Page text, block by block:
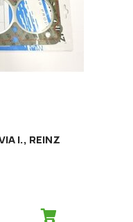
I., REINZ